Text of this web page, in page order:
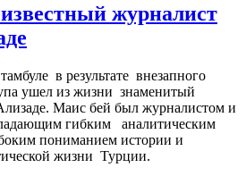
журналист
в результате внезапного
ушел из жизни знаменитый
Маис бей был журналистом и
гибким аналитическим
пониманием истории и
жизни Турции.